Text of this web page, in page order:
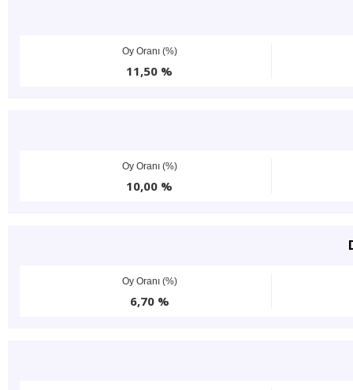
Oy Oranı (%)
11,50 %
Oy Oranı (%)
10,00 %
Oy Oranı (%)
6,70 %